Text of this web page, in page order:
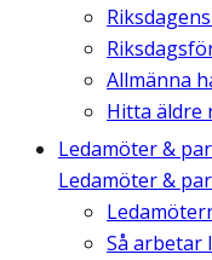
Allmänna
Hitta äldre
Ledamöter &
Ledamöter &
Så arbetar